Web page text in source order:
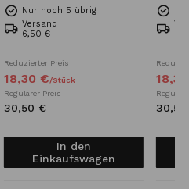
Nur noch 5 übrig
Versand
6,50 €
Reduzierter Preis
18,30 €/Stück
Regulärer Preis
30,50 €
In den
Einkaufswagen
18,30
30,50